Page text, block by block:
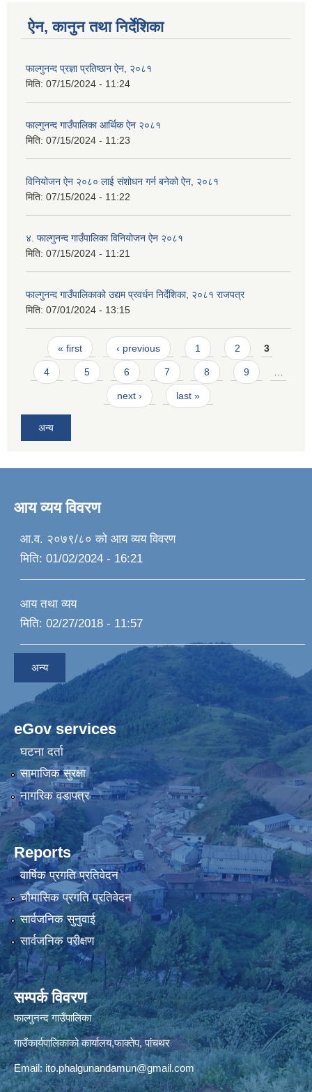
ऐन, कानुन तथा निर्देशिका
फाल्गुनन्द प्रज्ञा प्रतिष्ठान ऐन, २०८१
मिति: 07/15/2024 - 11:24
फाल्गुनन्द गाउँपालिका आर्थिक ऐन २०८१
मिति: 07/15/2024 - 11:23
विनियोजन ऐन २०८० लाई संशोधन गर्न बनेको ऐन, २०८१
मिति: 07/15/2024 - 11:22
४. फाल्गुनन्द गाउँपालिका विनियोजन ऐन २०८१
मिति: 07/15/2024 - 11:21
फाल्गुनन्द गाउँपालिकाको उद्यम प्रवर्धन निर्देशिका, २०८१ राजपत्र
मिति: 07/01/2024 - 13:15
Pages
« first ‹ previous 1 2 3
4 5 6 7 8 9
next › last »
अन्य
आय व्यय विवरण
आ.व. २०७९/८० को आय व्यय विवरण
मिति: 01/02/2024 - 16:21
आय तथा व्यय
मिति: 02/27/2018 - 11:57
अन्य
eGov services
घटना दर्ता
सामाजिक सुरक्षा
नागरिक वडापत्र
Reports
वार्षिक प्रगति प्रतिवेदन
चौमासिक प्रगति प्रतिवेदन
सार्वजनिक सुनुवाई
सार्वजनिक परीक्षण
सम्पर्क विवरण
फाल्गुनन्द गाउँपालिका
गाउँकार्यपालिकाको कार्यालय,फाक्तेप, पांचथर
Email: ito.phalgunandamun@gmail.com